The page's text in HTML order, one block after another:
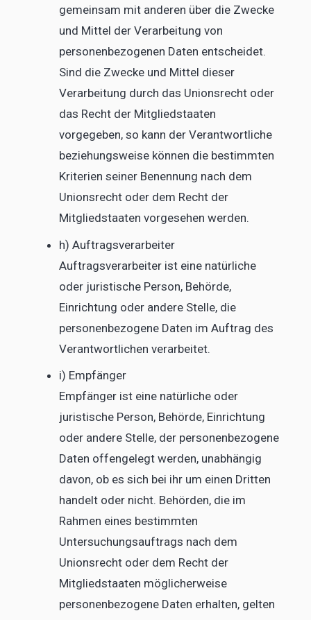
gemeinsam mit anderen über die Zwecke
und Mittel der Verarbeitung von
personenbezogenen Daten entscheidet.
Sind die Zwecke und Mittel dieser
Verarbeitung durch das Unionsrecht oder
das Recht der Mitgliedstaaten
vorgegeben, so kann der Verantwortliche
beziehungsweise können die bestimmten
Kriterien seiner Benennung nach dem
Unionsrecht oder dem Recht der
Mitgliedstaaten vorgesehen werden.
h) Auftragsverarbeiter
Auftragsverarbeiter ist eine natürliche
oder juristische Person, Behörde,
Einrichtung oder andere Stelle, die
personenbezogene Daten im Auftrag des
Verantwortlichen verarbeitet.
i) Empfänger
Empfänger ist eine natürliche oder
juristische Person, Behörde, Einrichtung
oder andere Stelle, der personenbezogene
Daten offengelegt werden, unabhängig
davon, ob es sich bei ihr um einen Dritten
handelt oder nicht. Behörden, die im
Rahmen eines bestimmten
Untersuchungsauftrags nach dem
Unionsrecht oder dem Recht der
Mitgliedstaaten möglicherweise
personenbezogene Daten erhalten, gelten